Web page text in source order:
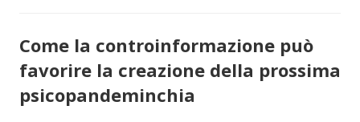
Come la controinformazione può
favorire la creazione della prossima
psicopandeminchia